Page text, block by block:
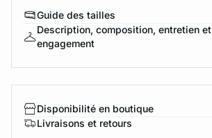
Guide des tailles
Description, composition, entretien et
engagement
Disponibilité en boutique
Livraisons et retours